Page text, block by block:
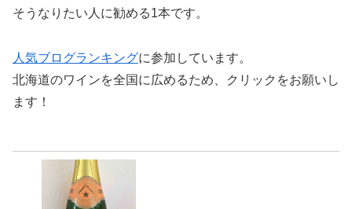
そうなりたい人に勧める1本です。
人気ブログランキングに参加しています。
北海道のワインを全国に広めるため、クリックをお願いし
ます！